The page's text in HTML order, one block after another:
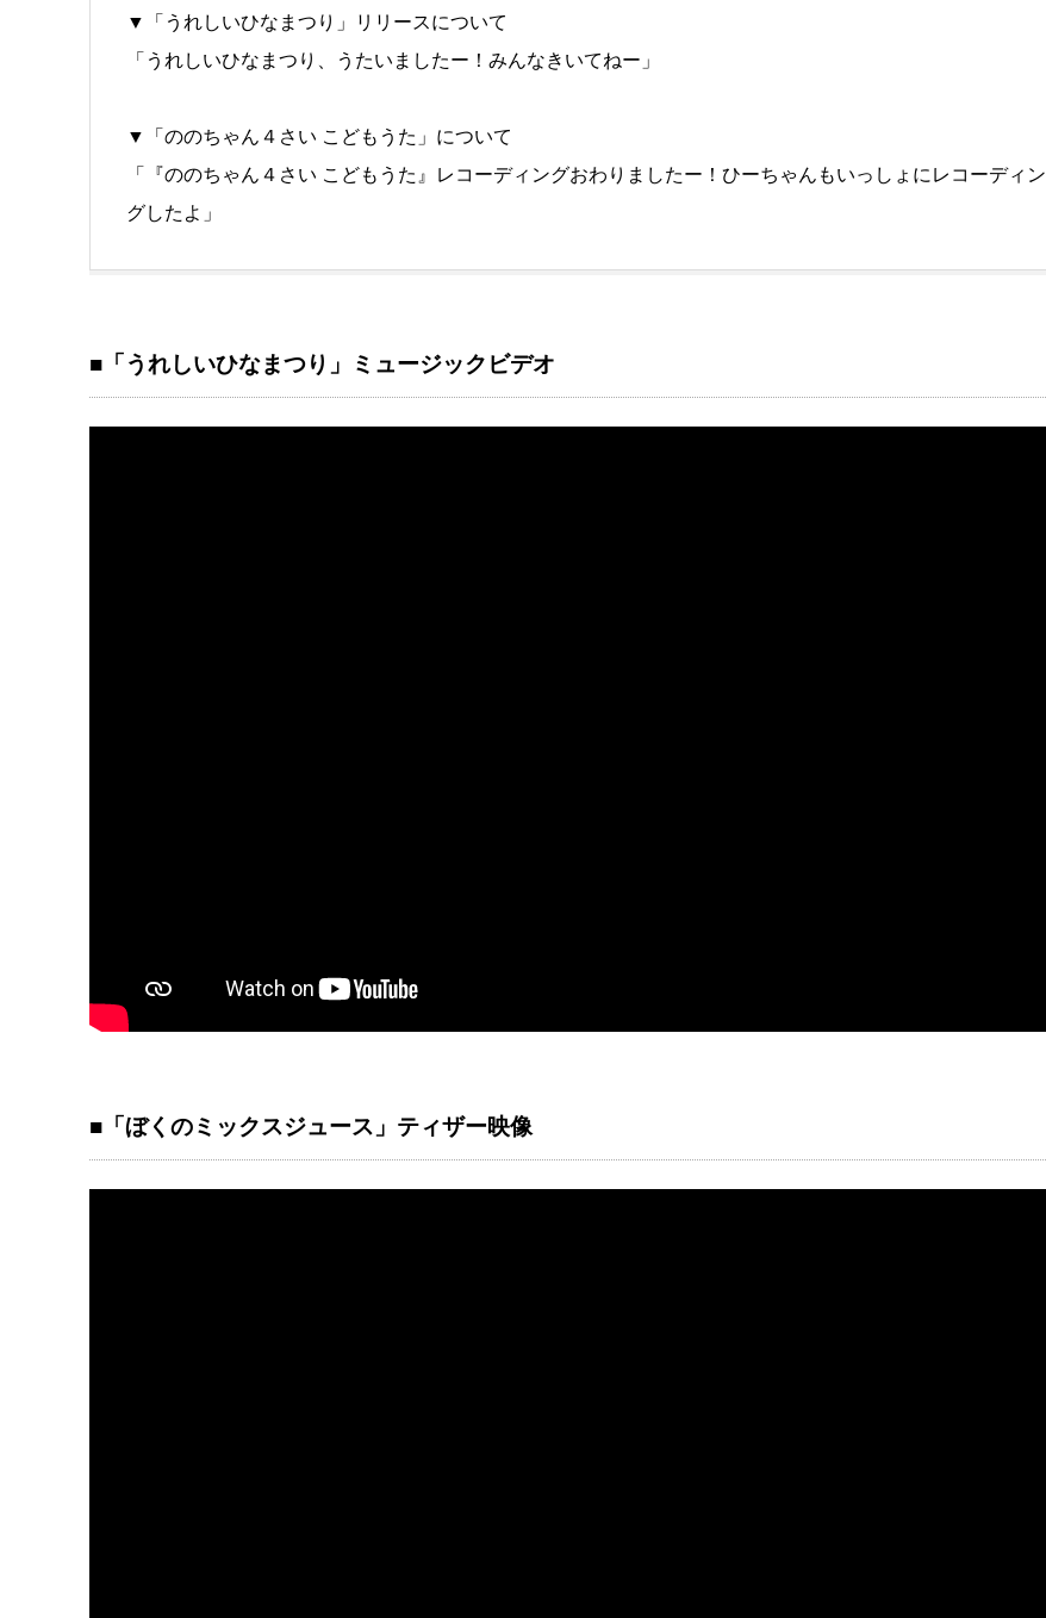
▼「うれしいひなまつり」リリースについて
「うれしいひなまつり、うたいましたー！みんなきいてねー」
▼「ののちゃん４さい こどもうた」について
「『ののちゃん４さい こどもうた』レコーディングおわりましたー！ひーちゃんもいっしょにレコーディン
グしたよ」
■「うれしいひなまつり」ミュージックビデオ
■「ぼくのミックスジュース」ティザー映像